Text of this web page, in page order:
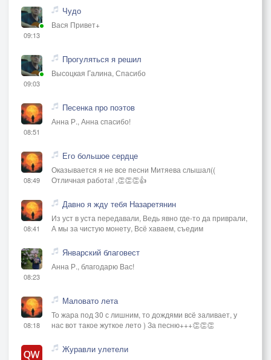
09:13
Чудо
Вася Привет+
09:03
Прогуляться я решил
Высоцкая Галина, Спасибо
08:51
Песенка про поэтов
Анна Р., Анна спасибо!
08:49
Его большое сердце
Оказывается я не все песни Митяева слышал((
Отличная работа! ,👏👏👏👍
08:41
Давно я жду тебя Назаретянин
Из уст в уста передавали, Ведь явно где-то да приврали,
А мы за чистую монету, Всё хаваем, съедим
08:23
Январский благовест
Анна Р., благодарю Вас!
08:18
Маловато лета
То жара под 30 с лишним, то дождями всё заливает, у
нас вот такое жуткое лето ) За песню+++👏👏👏
Журавли улетели